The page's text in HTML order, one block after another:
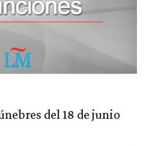
del 18 de junio